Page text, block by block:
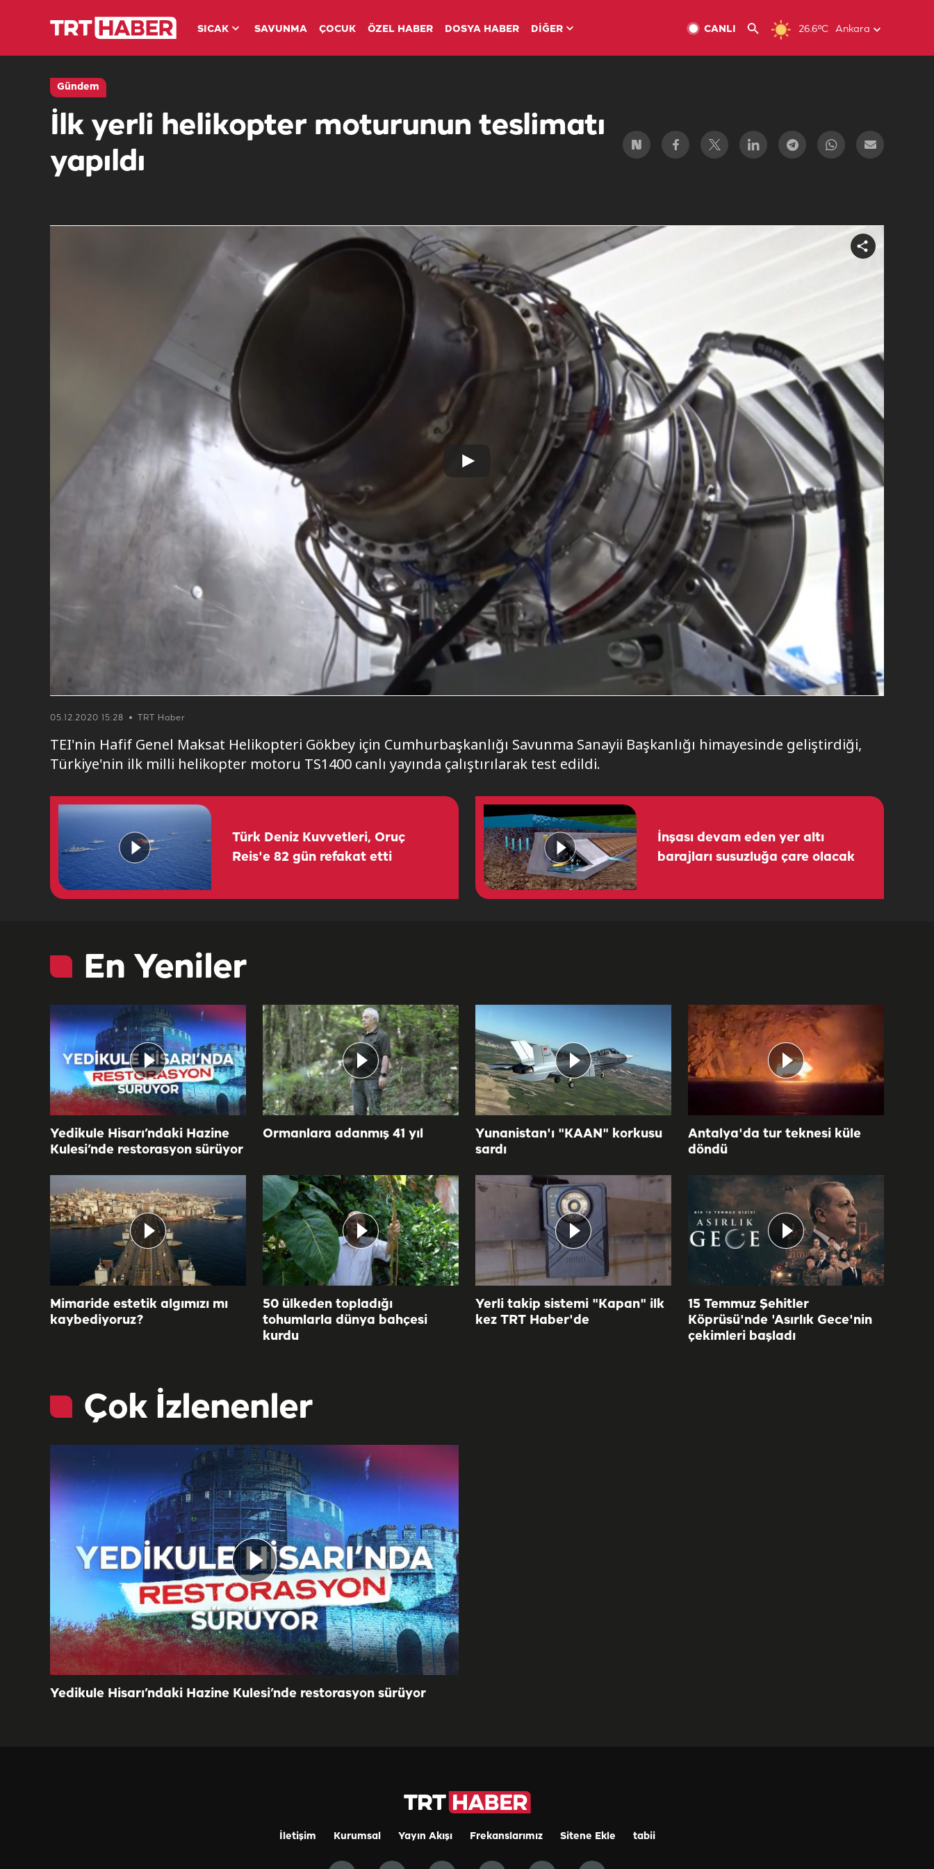
SICAK SAVUNMA ÇOCUK ÖZEL HABER DOSYA HABER DİĞER 26.6ºC Ankara
CANLI
Gündem
İlk yerli helikopter moturunun teslimatı
yapıldı
Play
Share
video
05.12.2020 15:28 TRT Haber
TEI'nin Hafif Genel Maksat Helikopteri Gökbey için Cumhurbaşkanlığı Savunma Sanayii Başkanlığı himayesinde geliştirdiği,
Türkiye'nin ilk milli helikopter motoru TS1400 canlı yayında çalıştırılarak test edildi.
Türk Deniz Kuvvetleri, Oruç
Reis'e 82 gün refakat etti
İnşası devam eden yer altı
barajları susuzluğa çare olacak
En Yeniler
Yedikule Hisarı’ndaki Hazine
Kulesi’nde restorasyon sürüyor
Ormanlara adanmış 41 yıl
Yunanistan'ı "KAAN" korkusu
sardı
Antalya'da tur teknesi küle
döndü
Mimaride estetik algımızı mı
kaybediyoruz?
50 ülkeden topladığı
tohumlarla dünya bahçesi
kurdu
Yerli takip sistemi "Kapan" ilk
kez TRT Haber'de
15 Temmuz Şehitler
Köprüsü'nde 'Asırlık Gece'nin
çekimleri başladı
Çok İzlenenler
Yedikule Hisarı’ndaki Hazine Kulesi’nde restorasyon sürüyor
İletişim Kurumsal Yayın Akışı Frekanslarımız Sitene Ekle tabii